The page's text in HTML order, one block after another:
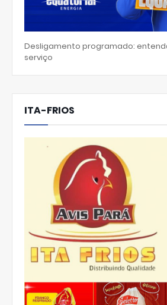
Desligamento programado:
serviço
ITA-FRIOS